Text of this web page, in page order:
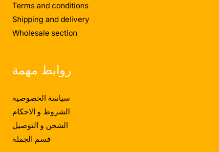
Terms and conditions
Shipping and delivery
Wholesale section
روابط مهمة
سياسة الخصوصية
الشروط و الاحكام
الشحن و التوصيل
قسم الجملة